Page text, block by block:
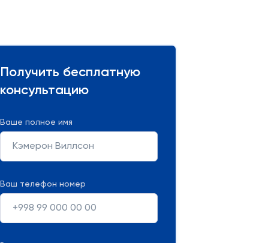
Получить бесплатную
консультацию
Ваше полное имя
Ваш телефон номер